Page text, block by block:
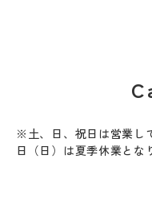
※土、日、祝日は営業し
日（日）は夏季休業とな